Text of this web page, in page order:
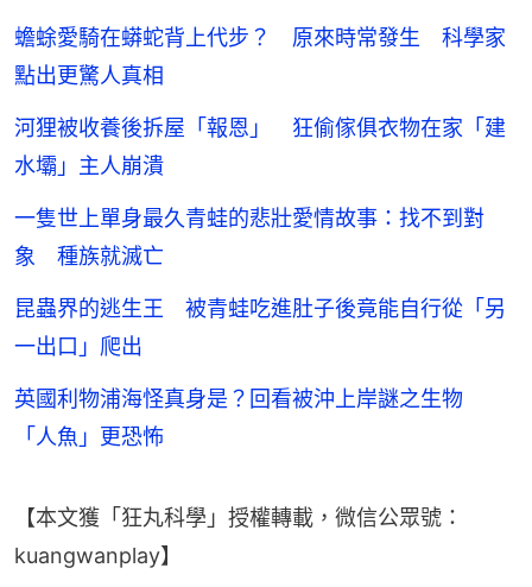
蟾蜍愛騎在蟒蛇背上代步？ 原來時常發生 科學家
點出更驚人真相
河狸被收養後拆屋「報恩」 狂偷傢俱衣物在家「建
水壩」主人崩潰
一隻世上單身最久青蛙的悲壯愛情故事：找不到對
象 種族就滅亡
昆蟲界的逃生王 被青蛙吃進肚子後竟能自行從「另
一出口」爬出
英國利物浦海怪真身是？回看被沖上岸謎之生物
「人魚」更恐怖
【本文獲「狂丸科學」授權轉載，微信公眾號：
kuangwanplay】